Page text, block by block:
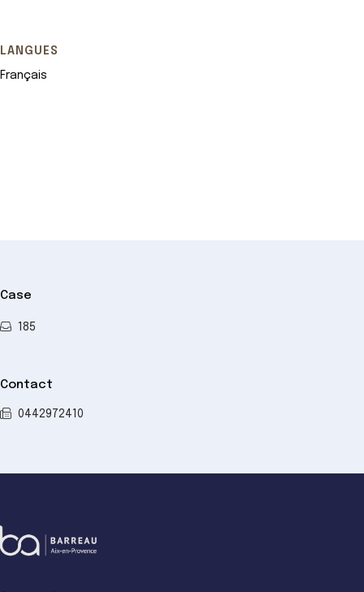
LANGUES
Français
Case
185
Contact
0442972410